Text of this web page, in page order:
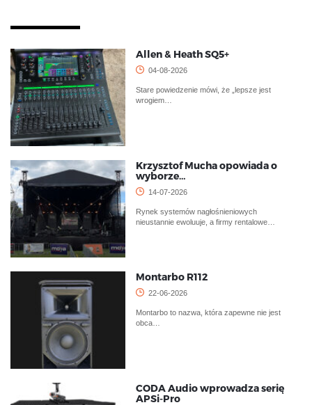
Allen & Heath SQ5+
04-08-2026
Stare powiedzenie mówi, że „lepsze jest
wrogiem…
Krzysztof Mucha opowiada o
wyborze…
14-07-2026
Rynek systemów nagłośnieniowych
nieustannie ewoluuje, a firmy rentalowe…
Montarbo R112
22-06-2026
Montarbo to nazwa, która zapewne nie jest
obca…
CODA Audio wprowadza serię
APSi-Pro